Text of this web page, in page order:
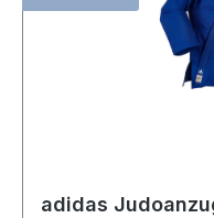
adidas